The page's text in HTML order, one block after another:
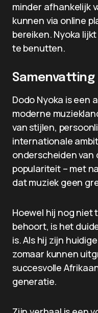
minder afhankelijk
kunnen via online
bereiken. Nyoka
te benutten.
Samenvatting
Dodo Nyoka is een
moderne
van stijlen,
internationale
onderscheiden van
populariteit – met
dat muziek geen
Hoewel hij nog niet
behoort, is het
is. Als hij zijn
zomaar kunnen
succesvolle
generatie.